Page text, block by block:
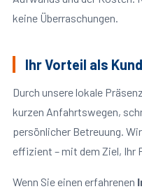
keine Überraschungen.
Ihr Vorteil als
Durch unsere lokale
kurzen Anfahrtswegen,
persönlicher Betreuung.
effizient – mit dem Ziel, Ihr
Wenn Sie einen erfahrenen